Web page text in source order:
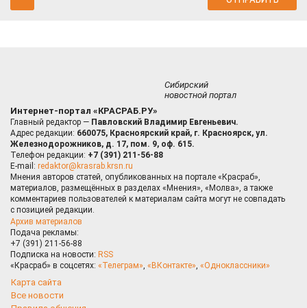
Сибирский
новостной портал
Интернет-портал «КРАСРАБ.РУ»
Главный редактор — Павловский Владимир Евгеньевич.
Адрес редакции: 660075, Красноярский край, г. Красноярск, ул.
Железнодорожников, д. 17, пом. 9, оф. 615.
Телефон редакции: +7 (391) 211-56-88
E-mail: redaktor@krasrab.krsn.ru
Мнения авторов статей, опубликованных на портале «Красраб»,
материалов, размещённых в разделах «Мнения», «Молва», а также
комментариев пользователей к материалам сайта могут не совпадать
с позицией редакции.
Архив материалов
Подача рекламы:
+7 (391) 211-56-88
Подписка на новости: RSS
«Красраб» в соцсетях: «Телеграм», «ВКонтакте», «Одноклассники»
Карта сайта
Все новости